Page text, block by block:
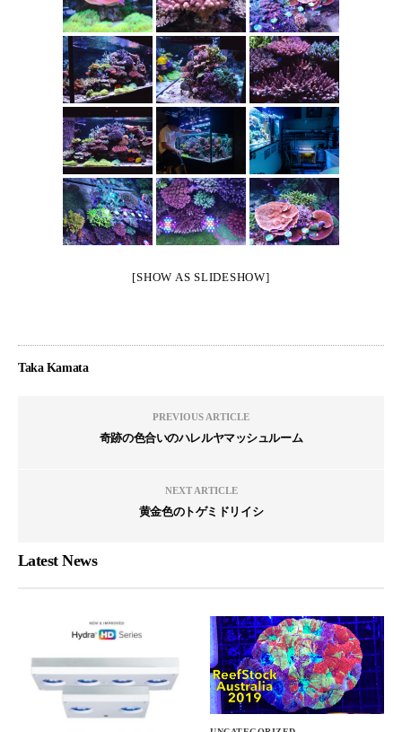
[SHOW AS SLIDESHOW]
Taka Kamata
PREVIOUS ARTICLE
奇跡の色合いのハレルヤマッシュルーム
NEXT ARTICLE
黄金色のトゲミドリイシ
Latest News